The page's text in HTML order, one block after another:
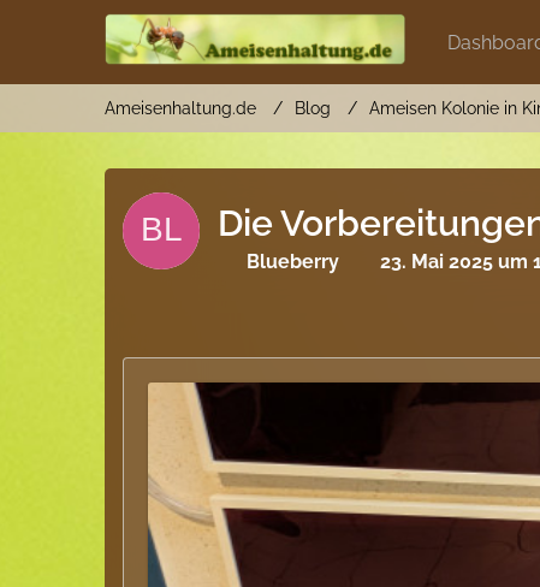
Ameisenhaltung.de Blog Ameisen Kolonie in
Die
Blueberry 23. Mai 2025 um